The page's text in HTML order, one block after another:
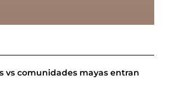
vs comunidades mayas entran